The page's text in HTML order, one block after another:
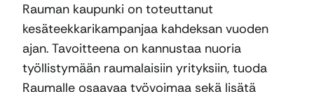
Rauman kaupunki on toteuttanut
kesäteekkarikampanjaa kahdeksan vuoden
ajan. Tavoitteena on kannustaa nuoria
työllistymään raumalaisiin yrityksiin, tuoda
Raumalle osaavaa työvoimaa sekä lisätä